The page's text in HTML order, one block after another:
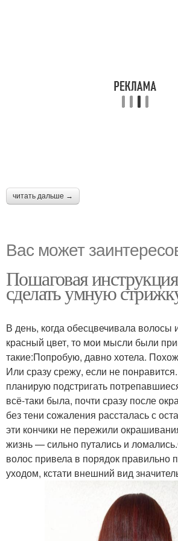
читать дальше →
Вас может
Пошаговая
сделать умную
В день, когда обесцвечивала волосы
красный цвет, то мои мысли были
такие:Попробую, давно хотела.
Или сразу срежу, если не
планирую подстригать
всё-таки была, почти сразу после
без тени сожаления рассталась с
эти кончики не пережили
жизнь — сильно путались и
волос привела в порядок правильно
уходом, кстати внешний вид